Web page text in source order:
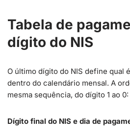
Tabela de
dígito do NIS
O último dígito do NIS define qual
dentro do calendário mensal. A
mesma sequência, do dígito 1 ao 0:
Dígito final do NIS e dia de